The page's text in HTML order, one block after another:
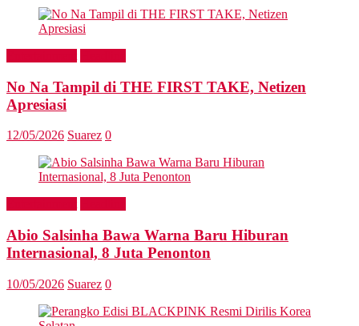
No Na Tampil di THE FIRST TAKE, Netizen
Apresiasi
12/05/2026 Suarez 0
Abio Salsinha Bawa Warna Baru Hiburan
Internasional, 8 Juta Penonton
10/05/2026 Suarez 0